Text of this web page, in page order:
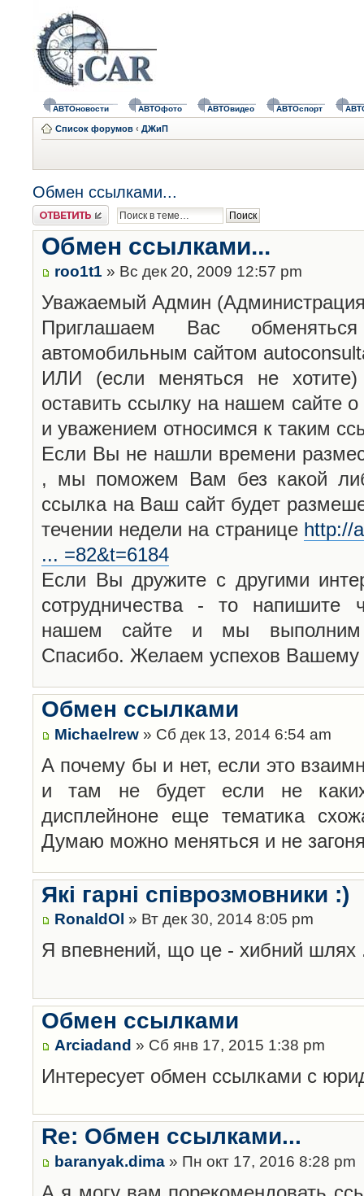
АВТОновости АВТОфото АВТОвидео АВТОспорт
Список форумов ‹ ДЖиП
Обмен ссылками...
Ответить
Обмен ссылками...
roo1t1 » Вс дек 20, 2009 12:57 pm
Уважаемый Админ
Приглашаем Вас
автомобильным сайтом
ИЛИ (если меняться не
оставить ссылку на нашем сайте
и уважением относимся к таким
Если Вы не нашли времени
, мы поможем Вам без какой
ссылка на Ваш сайт будет
течении недели на странице http://
... =82&t=6184
Если Вы дружите с другими
сотрудничества - то напишите
нашем сайте и мы выполним
Спасибо. Желаем успехов Вашему
Обмен ссылками
Michaelrew » Сб дек 13, 2014 6:54 am
А почему бы и нет, если это
и там не будет если не
дисплейноне еще тематика
Думаю можно меняться и не
Які гарні співрозмовники :)
RonaldOl » Вт дек 30, 2014 8:05 pm
Я впевнений, що це - хибний шлях
Обмен ссылками
Arciadand » Сб янв 17, 2015 1:38 pm
Интересует обмен ссылками с
Re: Обмен ссылками...
baranyak.dima » Пн окт 17, 2016 8:28 pm